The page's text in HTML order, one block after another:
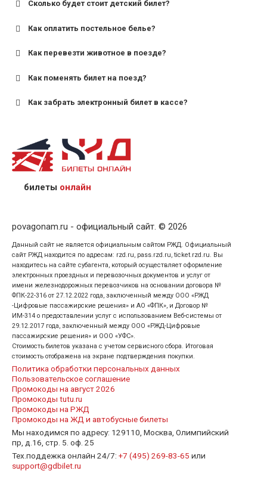
для поездов дальнего следования — от 10 лет и
для пригородных поездов — от 7 лет.
Сколько будет стоит детский билет?
Как оплатить постельное белье?
Как перевезти животное в поезде?
Как поменять билет на поезд?
Как забрать электронный билет в кассе?
назвав кассиру 14-значный номер заказа;
предъявив удостоверение личности пассажира, на
кого оформлен билет.
билеты онлайн
povagonam.ru - официальный сайт. © 2026
Данный сайт не является официальным сайтом РЖД. Официальный
сайт РЖД находится по адресам: rzd.ru, pass.rzd.ru, ticket.rzd.ru. Вы
находитесь на сайте субагента, который осуществляет оформление
электронных проездных и перевозочных документов и услуг от
имени железнодорожных перевозчиков на основании договора №
ФПК-22-316 от 27.12.2022 года, заключенный между ООО «РЖД
-Цифровые пассажирские решения» и АО «ФПК», и Договор №
ИМ-314 о предоставлении услуг с использованием Веб-системы от
29.12.2017 года, заключенный между ООО «РЖД-Цифровые
пассажирские решения» и ООО «УФС».
Стоимость билетов указана с учетом сервисного сбора. Итоговая
стоимость отображена на экране подтверждения покупки.
Политика обработки персональных данных
Пользовательское соглашение
Промокоды на август 2026
Промокоды tutu.ru
Промокоды на РЖД
Промокоды на ЖД и автобусные билеты
Мы находимся по адресу: 129110, Москва, Олимпийский
пр, д.16, стр. 5. оф. 25
Тех.поддежка онлайн 24/7: +7 (495) 269-83-65 или
support@gdbilet.ru